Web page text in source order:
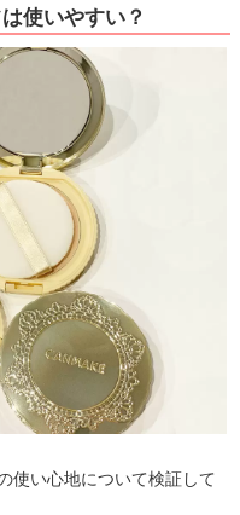
使いやすい？
使い心地について検証して